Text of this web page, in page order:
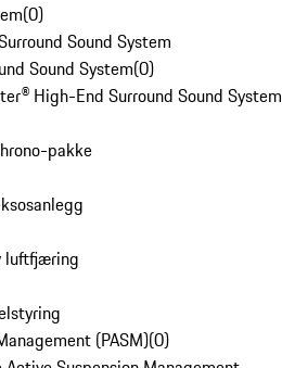
(0)
Sound System
Sound System(0)
High-End Surround Sound System
pakke
luftfjæring
(PASM)(0)